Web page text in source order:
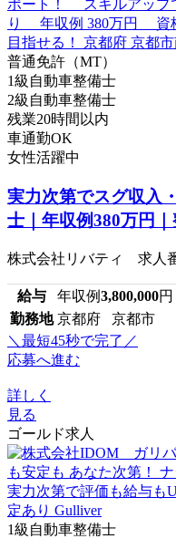
普通免許（MT）
1級自動車整備士
2級自動車整備士
残業20時間以内
車通勤OK
女性活躍中
実力次第でスグ収入
士｜年収例380万円
株式会社リバティ 求人
給与 年収例3,800,000円
勤務地 京都府 京都市
＼最短45秒で完了／
応募へ進む
詳しく
見る
ゴールド求人
1級自動車整備士